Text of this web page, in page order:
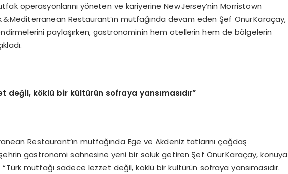
operasyonlarını yöneten ve kariyerine New Jersey’nin Morristown
Mediterranean Restaurant’ın mutfağında devam eden Şef Onur Karaçay,
paylaşırken, gastronominin hem otellerin hem de bölgelerin
değil, köklü bir kültürün sofraya yansımasıdır”
Restaurant’ın mutfağında Ege ve Akdeniz tatlarını çağdaş
gastronomi sahnesine yeni bir soluk getiren Şef Onur Karaçay, konuya
mutfağı sadece lezzet değil, köklü bir kültürün sofraya yansımasıdır.